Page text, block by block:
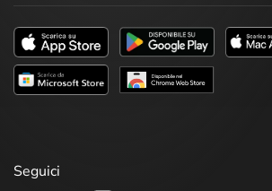
Seguici